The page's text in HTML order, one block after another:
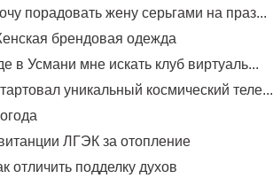
порадовать жену серьгами на праз...
брендовая одежда
в Усмани мне искать клуб виртуаль...
уникальный космический теле...
ЛГЭК за отопление
отличить подделку духов